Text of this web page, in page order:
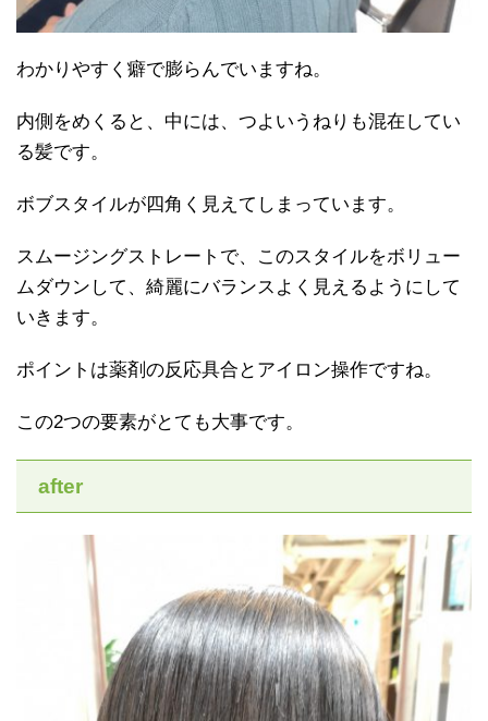
わかりやすく癖で膨らんでいますね。
内側をめくると、中には、つよいうねりも混在してい
る髪です。
ボブスタイルが四角く見えてしまっています。
スムージングストレートで、このスタイルをボリュー
ムダウンして、綺麗にバランスよく見えるようにして
いきます。
ポイントは薬剤の反応具合とアイロン操作ですね。
この2つの要素がとても大事です。
after